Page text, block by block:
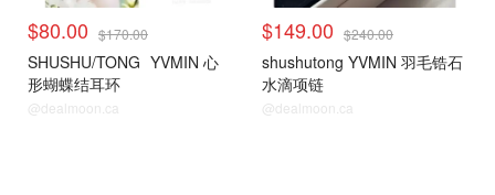
$80.00 $170.00
SHUSHU/TONG YVMIN 心
形蝴蝶结耳环
@dealmoon.ca
$149.00 $240.00
shushutong YVMIN 羽毛锆石
水滴项链
@dealmoon.ca